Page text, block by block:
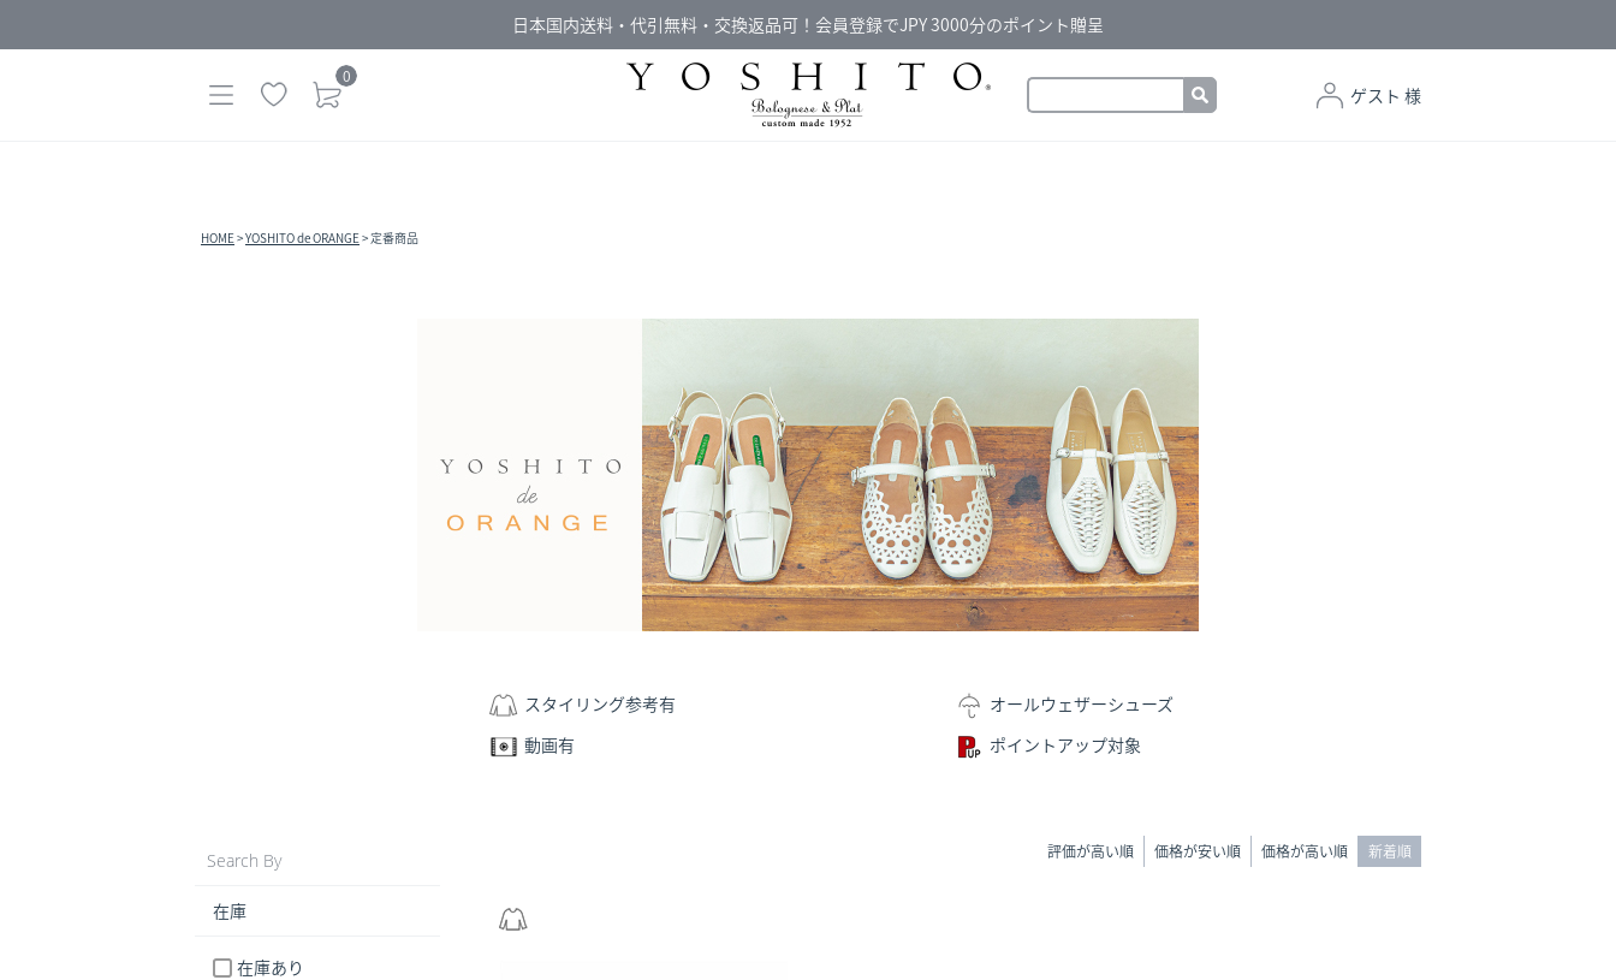
日本国内送料・代引無料・交換返品可！会員登録でJPY 3000分のポイント贈呈
0
ゲスト 様
HOME YOSHITO de ORANGE 定番商品
Search By
在庫
在庫あり
スタイリング参考有
オールウェザーシューズ
動画有
ポイントアップ対象
評価が高い順 価格が安い順 価格が高い順 新着順